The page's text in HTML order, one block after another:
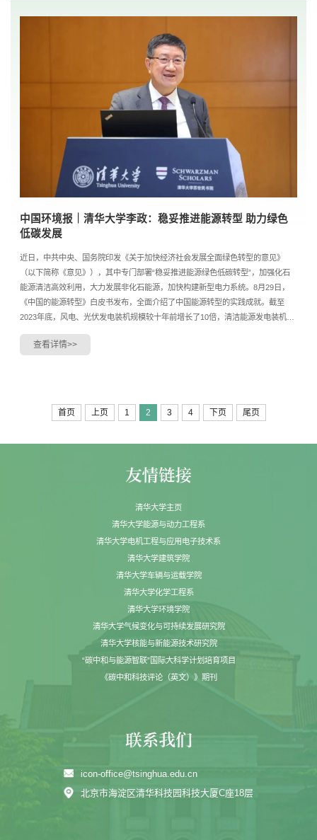
中国环境报｜清华大学李政：稳妥推进能源转型 助力绿色
低碳发展
近日，中共中央、国务院印发《关于加快经济社会发展全面绿色转型的意见》
（以下简称《意见》），其中专门部署“稳妥推进能源绿色低碳转型”，加强化石
能源清洁高效利用，大力发展非化石能源，加快构建新型电力系统。8月29日，
《中国的能源转型》白皮书发布，全面介绍了中国能源转型的实践成就。截至
2023年底，风电、光伏发电装机规模较十年前增长了10倍，清洁能源发电装机占
查看详情>>
首页 上页 1 2 3 4 下页 尾页
清华大学主页
清华大学能源与动力工程系
清华大学电机工程与应用电子技术系
清华大学建筑学院
清华大学车辆与运载学院
清华大学化学工程系
清华大学环境学院
清华大学气候变化与可持续发展研究院
清华大学核能与新能源技术研究院
“碳中和与能源智联”国际大科学计划培育项目
《碳中和科技评论（英文）》期刊
icon-office@tsinghua.edu.cn
北京市海淀区清华科技园科技大厦C座18层